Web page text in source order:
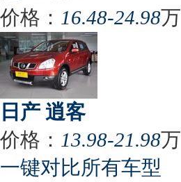
价格： 16.48-24.98万
日产 逍客
价格： 13.98-21.98万
一键对比所有车型